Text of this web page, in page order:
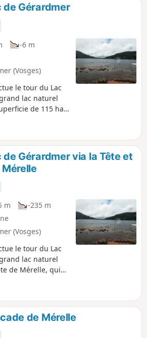
de Gérardmer
-6 m
(Vosges)
le tour du Lac
lac naturel
de 115 ha,
connue
et, également, où
nautiques
de Gérardmer via la Tête et
m
-235 m
(Vosges)
le tour du Lac
lac naturel
de Mérelle, qui
point de vue sur
puis par
Mérelle, cachée
de rochers
de Mérelle